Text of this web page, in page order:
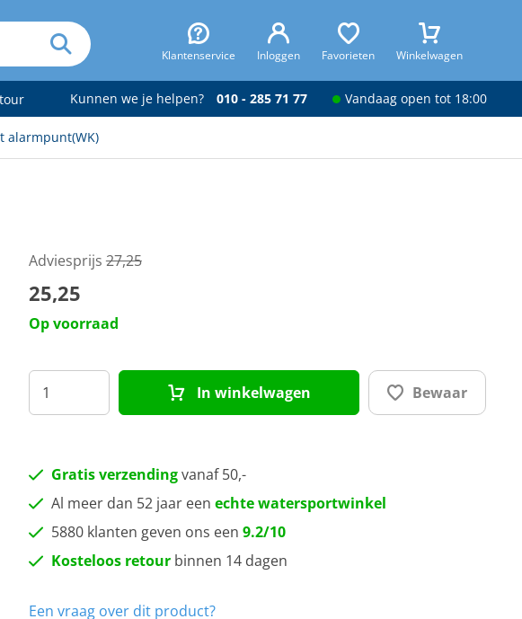
Klantenservice Inloggen Favorieten Winkelwagen
Kunnen we je helpen? 010 - 285 71 77 Vandaag open tot 18:00
alarmpunt(WK)
Adviesprijs27,25
25,25
Op voorraad
In winkelwagen Bewaar
Gratis verzendingvanaf 50,-
Al meer dan 52 jaar een echte watersportwinkel
5880 klanten geven ons een 9.2/10
Kosteloos retourbinnen 14 dagen
Een vraag over dit product?